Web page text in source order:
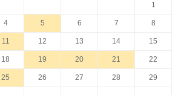
1
4 5 6 7 8
11 12 13 14 15
18 19 20 21 22
25 26 27 28 29